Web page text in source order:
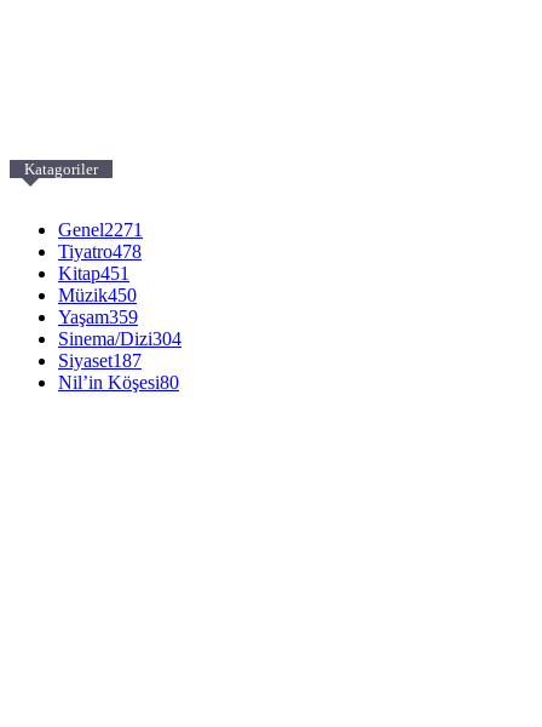
Katagoriler
Genel2271
Tiyatro478
Kitap451
Müzik450
Yaşam359
Sinema/Dizi304
Siyaset187
Nil’in Köşesi80